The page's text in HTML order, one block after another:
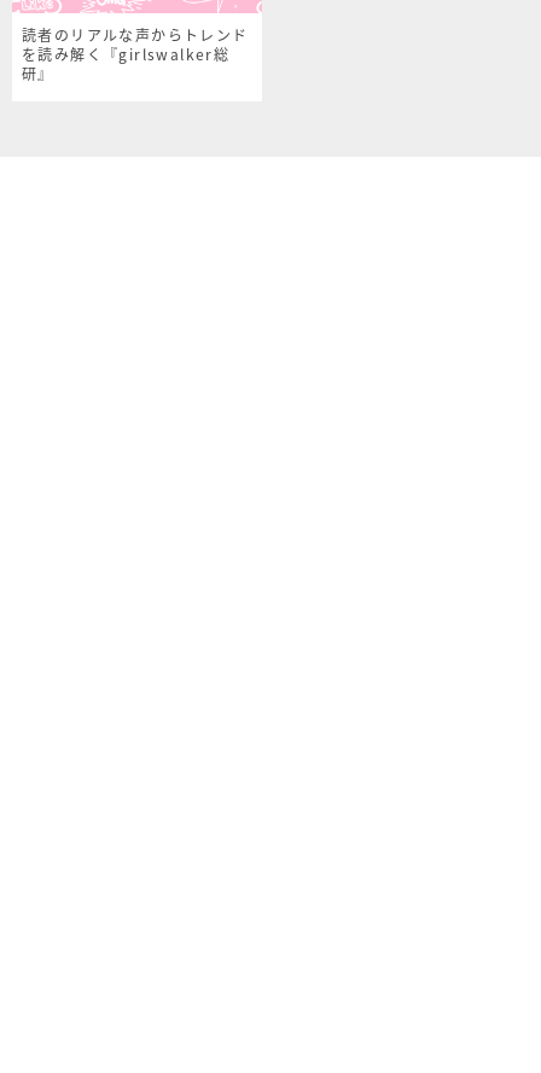
読者のリアルな声からトレンド
を読み解く『girlswalker総
研』